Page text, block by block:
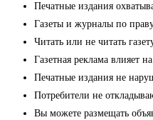
Печатные издания
Газеты и журналы по
Читать или не читать
Газетная реклама влияет
Печатные издания не
Потребители не
Вы можете размещать